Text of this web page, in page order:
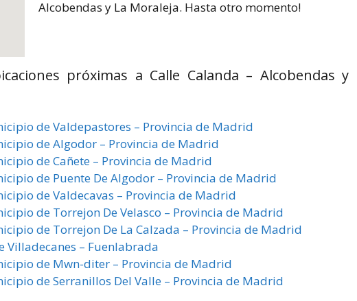
Alcobendas y La Moraleja. Hasta otro momento!
próximas a Calle Calanda – Alcobendas y
de Valdepastores – Provincia de Madrid
de Algodor – Provincia de Madrid
de Cañete – Provincia de Madrid
de Puente De Algodor – Provincia de Madrid
de Valdecavas – Provincia de Madrid
de Torrejon De Velasco – Provincia de Madrid
de Torrejon De La Calzada – Provincia de Madrid
Villadecanes – Fuenlabrada
de Mwn-diter – Provincia de Madrid
de Serranillos Del Valle – Provincia de Madrid